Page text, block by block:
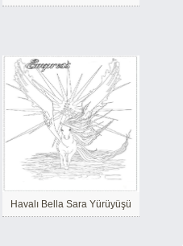
Havalı Bella Sara Yürüyüşü